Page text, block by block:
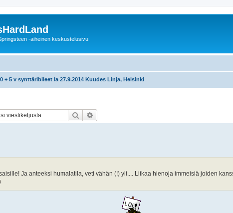
-aiheinen keskustelusivu
+ 5 v synttäribileet la 27.9.2014 Kuudes Linja, Helsinki
Etsi
Ja anteeksi humalatila, veti vähän (!) yli.... Liikaa hienoja immeisiä joiden